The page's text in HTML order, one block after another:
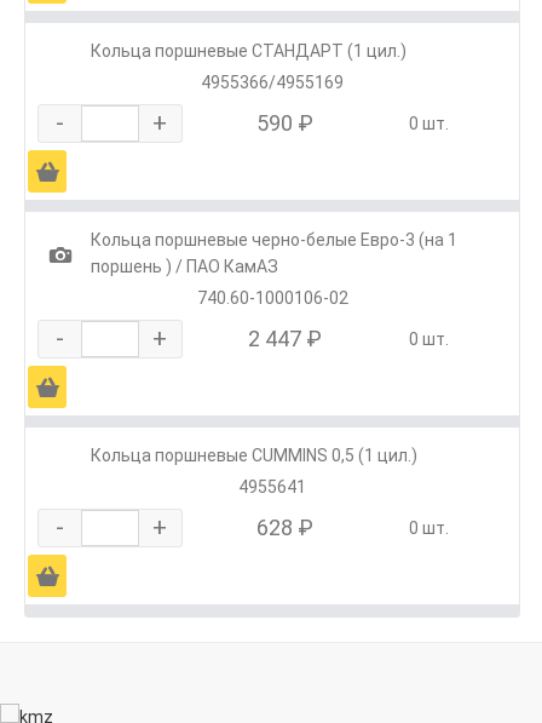
Кольца поршневые СТАНДАРТ (1 цил.)
4955366/4955169
- + 590 ₽ 0 шт.
Ä
1
Кольца поршневые черно-белые Евро-3 (на 1
поршень ) / ПАО КамАЗ
740.60-1000106-02
- + 2 447 ₽ 0 шт.
Ä
Кольца поршневые CUMMINS 0,5 (1 цил.)
4955641
- + 628 ₽ 0 шт.
Ä